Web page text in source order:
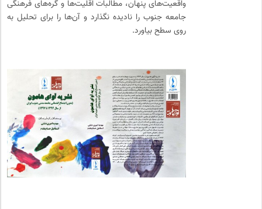
واقعیت‌های پنهان، مطالبات اقلیت‌ها و گره‌های فرهنگی
جامعه جنوب را نادیده نگذارد و آن‌ها را برای تحلیل به
روی سطح بیاورد.